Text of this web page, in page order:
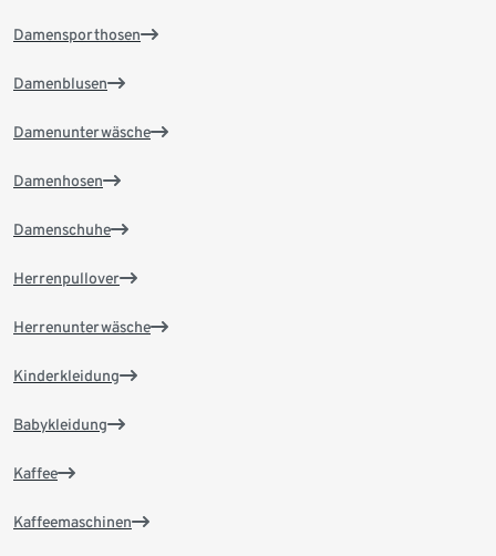
Damensporthosen
Damenblusen
Damenunterwäsche
Damenhosen
Damenschuhe
Herrenpullover
Herrenunterwäsche
Kinderkleidung
Babykleidung
Kaffee
Kaffeemaschinen